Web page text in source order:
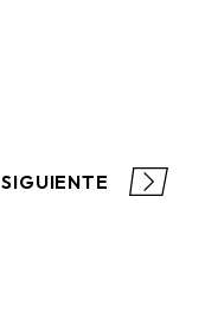
SIGUIENTE